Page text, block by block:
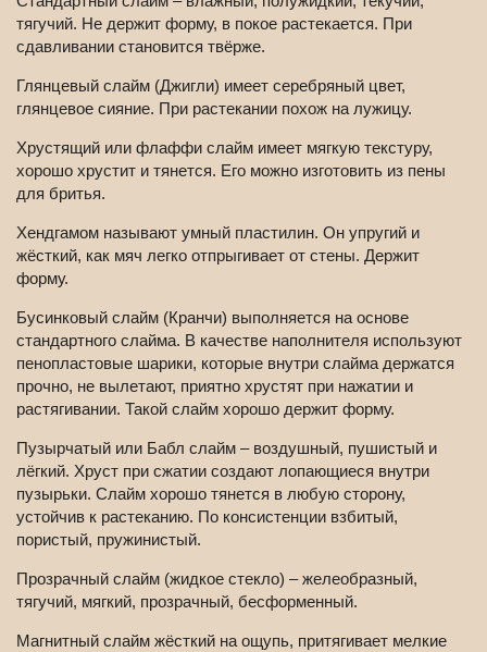
тягучий. Не держит форму, в покое растекается. При
сдавливании становится твёрже.
Глянцевый слайм (Джигли) имеет серебряный цвет,
глянцевое сияние. При растекании похож на лужицу.
Хрустящий или флаффи слайм имеет мягкую текстуру,
хорошо хрустит и тянется. Его можно изготовить из пены
для бритья.
Хендгамом называют умный пластилин. Он упругий и
жёсткий, как мяч легко отпрыгивает от стены. Держит
форму.
Бусинковый слайм (Кранчи) выполняется на основе
стандартного слайма. В качестве наполнителя используют
пенопластовые шарики, которые внутри слайма держатся
прочно, не вылетают, приятно хрустят при нажатии и
растягивании. Такой слайм хорошо держит форму.
Пузырчатый или Бабл слайм – воздушный, пушистый и
лёгкий. Хруст при сжатии создают лопающиеся внутри
пузырьки. Слайм хорошо тянется в любую сторону,
устойчив к растеканию. По консистенции взбитый,
пористый, пружинистый.
Прозрачный слайм (жидкое стекло) – желеобразный,
тягучий, мягкий, прозрачный, бесформенный.
Магнитный слайм жёсткий на ощупь, притягивает мелкие